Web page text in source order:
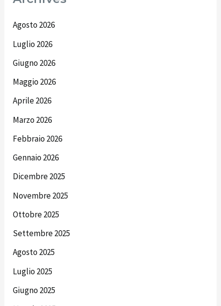
Agosto 2026
Luglio 2026
Giugno 2026
Maggio 2026
Aprile 2026
Marzo 2026
Febbraio 2026
Gennaio 2026
Dicembre 2025
Novembre 2025
Ottobre 2025
Settembre 2025
Agosto 2025
Luglio 2025
Giugno 2025